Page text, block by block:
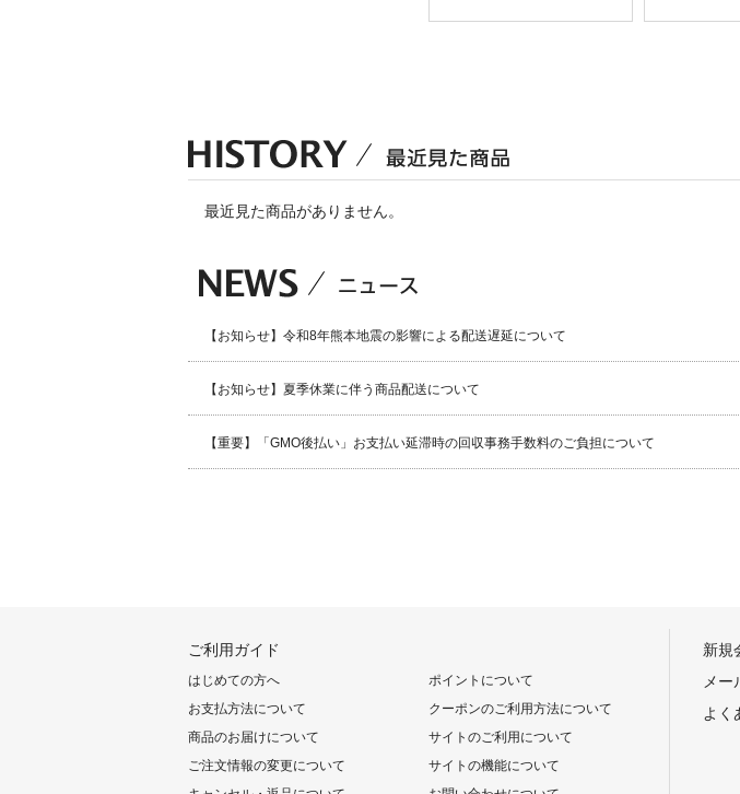
最近見た商品がありません。
【お知らせ】令和8年熊本地震の影響による配送遅延について
【お知らせ】夏季休業に伴う商品配送について
【重要】「GMO後払い」お支払い延滞時の回収事務手数料のご負担について
ご利用ガイド
はじめての方へ
お支払方法について
商品のお届けについて
ご注文情報の変更について
ポイントについて
クーポンのご利用方法について
サイトのご利用について
サイトの機能について
新規
メー
よく